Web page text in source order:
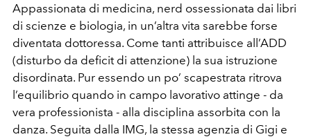
Appassionata di medicina, nerd ossessionata dai libri
di scienze e biologia, in un’altra vita sarebbe forse
diventata dottoressa. Come tanti attribuisce all’ADD
(disturbo da deficit di attenzione) la sua istruzione
disordinata. Pur essendo un po’ scapestrata ritrova
l’equilibrio quando in campo lavorativo attinge - da
vera professionista - alla disciplina assorbita con la
danza. Seguita dalla IMG, la stessa agenzia di Gigi e